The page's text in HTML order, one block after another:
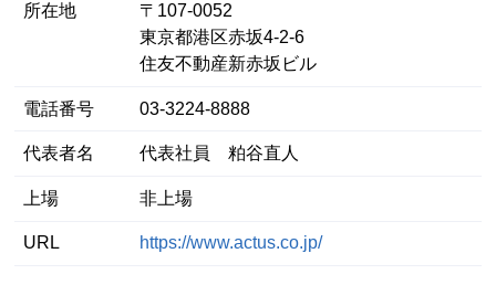
所在地
〒107-0052
東京都港区⾚坂4-2-6
住友不動産新赤坂ビル
電話番号 03-3224-8888
代表者名 代表社員 粕谷直人
上場 非上場
URL https://www.actus.co.jp/